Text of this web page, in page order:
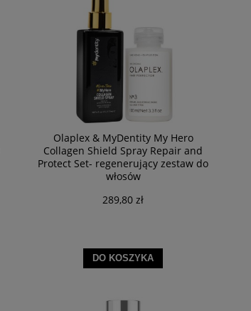
Olaplex & MyDentity My Hero
Collagen Shield Spray Repair and
Protect Set- regenerujący zestaw do
włosów
289,80 zł
DO KOSZYKA